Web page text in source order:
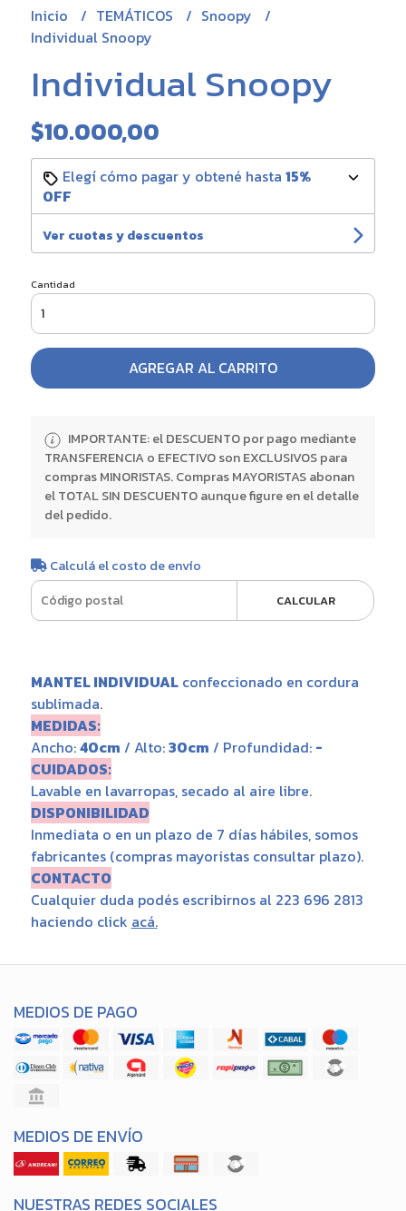
Inicio TEMÁTICOS
Snoopy
Individual Snoopy
Individual Snoopy
$10.000,00
Elegí cómo pagar y obtené hasta 15%
OFF
Ver cuotas y descuentos
Cantidad
AGREGAR AL CARRITO
IMPORTANTE: el DESCUENTO por pago mediante
TRANSFERENCIA o EFECTIVO son EXCLUSIVOS para
compras MINORISTAS. Compras MAYORISTAS abonan
el TOTAL SIN DESCUENTO aunque figure en el detalle
del pedido.
Calculá el costo de envío
CALCULAR
MANTEL INDIVIDUALconfeccionado en cordura
sublimada.
MEDIDAS:
Ancho:40cm / Alto:30cm / Profundidad: -
CUIDADOS:
Lavable en lavarropas, secado al aire libre.
DISPONIBILIDAD
Inmediata o en un plazo de 7 días hábiles, somos
fabricantes (compras mayoristas consultar plazo).
CONTACTO
Cualquier duda podés escribirnos al 223 696 2813
haciendo click acá.
MEDIOS DE PAGO
MEDIOS DE ENVÍO
NUESTRAS REDES SOCIALES